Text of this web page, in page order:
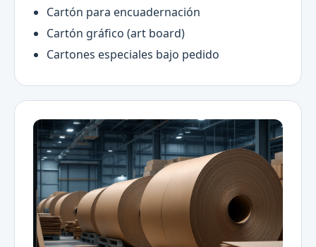
Cartón para encuadernación
Cartón gráfico (art board)
Cartones especiales bajo pedido